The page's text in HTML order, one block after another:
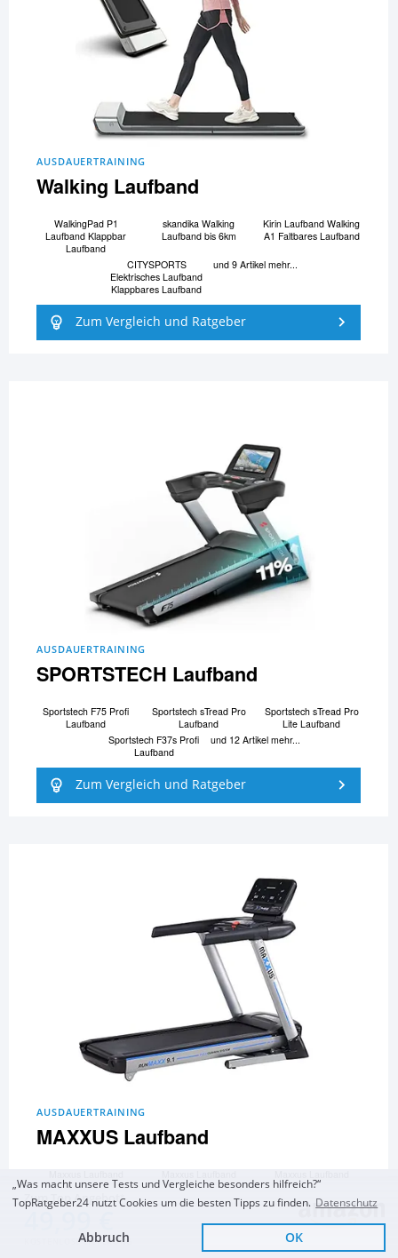
Zum Top Angebot
49,99 €
KOSTENLOSE LIEFERUNG
AUSDAUERTRAINING
Walking Laufband
WalkingPad P1
Laufband Klappbar
Laufband
skandika Walking
Laufband bis 6km
Kirin Laufband Walking
A1 Faltbares Laufband
CITYSPORTS
Elektrisches Laufband
Klappbares Laufband
und 9 Artikel mehr...
Zum Vergleich und Ratgeber
AUSDAUERTRAINING
SPORTSTECH Laufband
Sportstech F75 Profi
Laufband
Sportstech sTread Pro
Laufband
Sportstech sTread Pro
Lite Laufband
Sportstech F37s Profi
Laufband
und 12 Artikel mehr...
Zum Vergleich und Ratgeber
AUSDAUERTRAINING
MAXXUS Laufband
RunMaxx 9.1
RunMaxx 90 Pro
RunMaxx 8.1
Laufband Maxxus
und 7 Artikel mehr...
Zum Vergleich und Ratgeber
„Was macht unsere Tests und Vergleiche besonders hilfreich?“
TopRatgeber24 nutzt Cookies um die besten Tipps zu finden. Datenschutz
Abbruch OK